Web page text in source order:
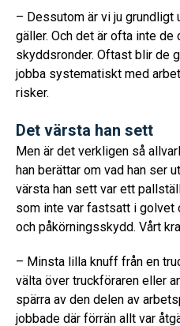
– Dessutom är vi ju
gäller. Och det är ofta inte de
skyddsronder. Oftast blir de
jobba systematiskt med
risker.
Det värsta han sett
Men är det verkligen så
han berättar om vad han ser
värsta han sett var ett
som inte var fastsatt i golvet
och påkörningsskydd. Vårt
– Minsta lilla knuff från en
välta över truckföraren eller
spärra av den delen av
jobbade där förrän allt var